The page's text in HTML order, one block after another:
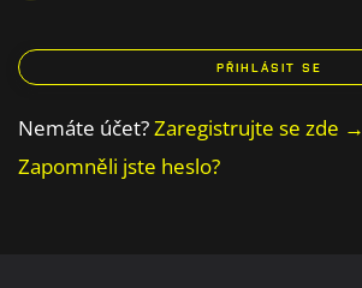
Nemáte účet?Zaregistrujte se zde →
Zapomněli jste heslo?